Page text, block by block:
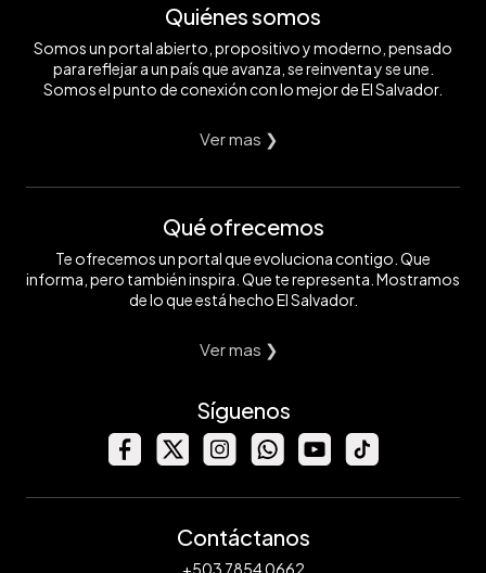
Quiénes somos
Somos un portal abierto, propositivo y moderno, pensado
para reflejar a un país que avanza, se reinventa y se une.
Somos el punto de conexión con lo mejor de El Salvador.
Ver mas ❯
Qué ofrecemos
Te ofrecemos un portal que evoluciona contigo. Que
informa, pero también inspira. Que te representa. Mostramos
de lo que está hecho El Salvador.
Ver mas ❯
Síguenos
Contáctanos
+503 7854 0662